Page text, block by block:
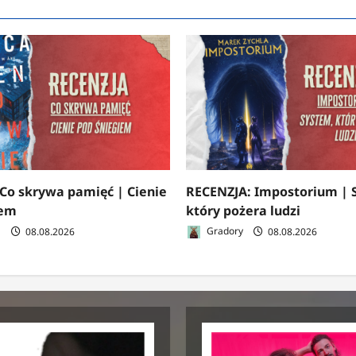
Co skrywa pamięć | Cienie
08.08.2026
RECENZJA: Impostorium |
który pożera ludzi
Gradory 08.08.2026